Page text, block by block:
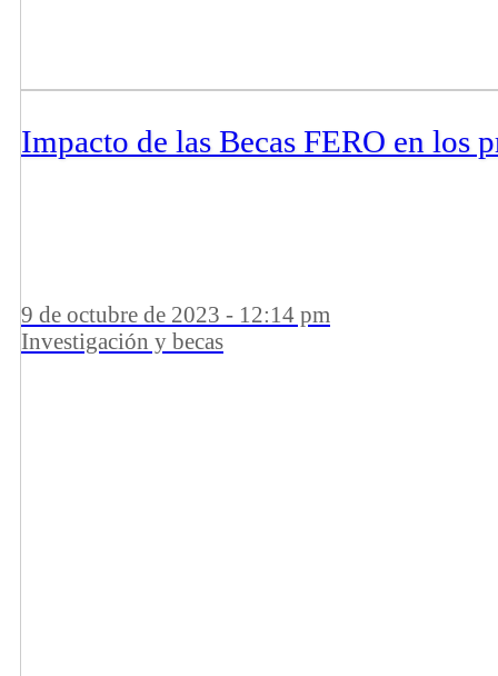
Impacto de las Becas FERO en los
9 de octubre de 2023 - 12:14 pm
Investigación y becas